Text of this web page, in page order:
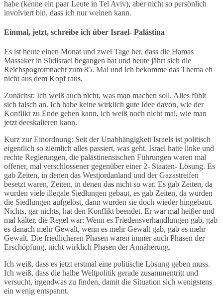
habe (kenne ein paar Leute in Tel Aviv), aber nicht so persönlich
involviert bin, dass ich nur weinen kann.
Einmal, jetzt, schreibe ich über Israel- Palästina
Es ist heute einen Monat und zwei Tage her, dass die Hamas
Massaker in Südisrael begangen hat und heute jährt sich die
Reichspogromnacht zum 85. Mal und ich bekomme das Thema eh
nicht aus dem Kopf raus.
Zunächst: Ich weiß auch nicht, was man machen soll. Alles fühlt
sich falsch an. Ich habe keine wirklich gute Idee davon, wie der
Konflikt zu Ende gehen kann, ich weiß noch nicht mal, wie man
jetzt deeskalieren kann.
Kurz zur Einordnung: Seit der Unabhängigkeit Israels ist politisch
eigentlich so ziemlich alles passiert, was geht. Israel hatte linke und
rechte Regierungen, die palästinensischen Führungen waren mal
offener, mal verschlossener gegenüber einer 2- Staaten- Lösung. Es
gab Zeiten, in denen das Westjordanland und der Gazastreifen
besetzt waren, Zeiten, in denen das nicht so war. Es gab Zeiten, da
wurden viele illegale Siedlungen gebaut, es gab Zeiten, da wurden
die Siedlungen aufgelöst, dann wurden sie doch wieder hingebaut.
Nichts, gar nichts, hat den Konflikt beendet. Er war mal heißer und
mal kälter, die Regel war: Wenn es Friedensverhandlungen gab, gab
es danach mehr Gewalt, wenn es mehr Gewalt gab, gab es mehr
Gewalt. Die friedlicheren Phasen waren immer auch Phasen der
Erschöpfung, nicht wirklich Phasen der Annäherung.
Ich weiß, dass es jetzt erstmal eine politische Lösung geben muss.
Ich weiß, dass die halbe Weltpolitik gerade zusammentritt und
versucht, irgendwas zu finden, damit die Situation sich wenigstens
ein wenig entspannt.